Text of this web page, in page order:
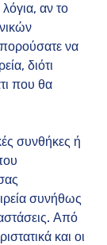
αν το
να
διότι
που θα
συνθήκες ή
συνήθως
Από
και οι